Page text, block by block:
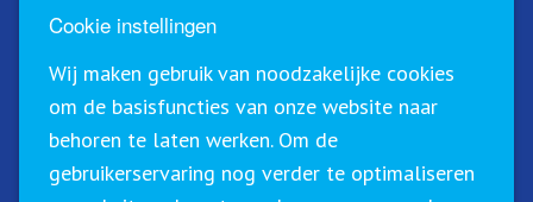
Schrijf u in voor onze nieuwsbrief!
Cookie instellingen
Wij maken gebruik van noodzakelijke cookies
om de basisfuncties van onze website naar
behoren te laten werken. Om de
gebruikerservaring nog verder te optimaliseren